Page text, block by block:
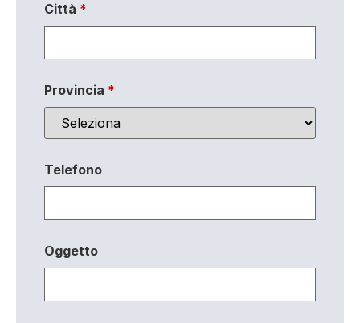
Città *
Provincia *
Telefono
Oggetto